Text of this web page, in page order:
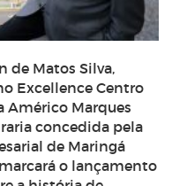
de Matos Silva,
Excellence Centro
Américo Marques
concedida pela
de Maringá
o lançamento